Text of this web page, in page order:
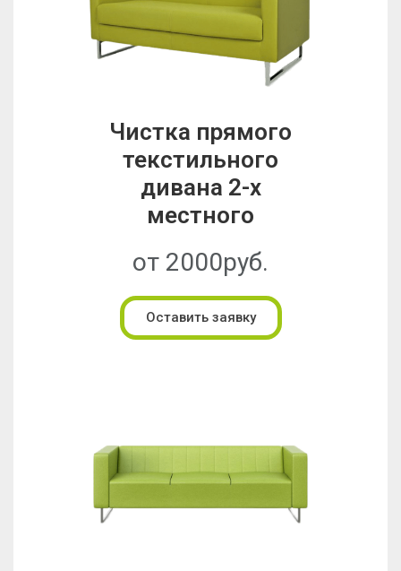
Чистка прямого
текстильного
дивана 2-х
местного
от 2000руб.
Оставить заявку